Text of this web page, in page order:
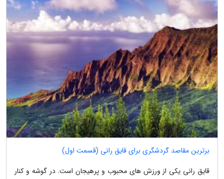
برترین مقاصد گردشگری برای قایق رانی (قسمت اول)
قایق رانی یکی از ورزش های محبوب و پرهیجان است. در گوشه و کنار